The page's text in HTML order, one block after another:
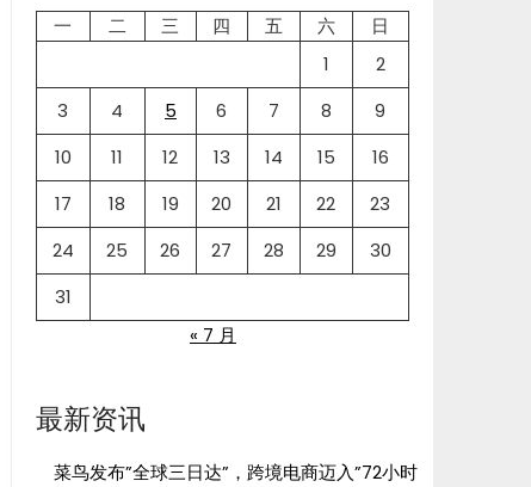
一 二 三 四 五 六
日
1
2
3
4 5 6 7 8
9
10
11 12 13 14 15
16
17
18 19 20 21 22
23
24
25 26 27 28 29
30
31
« 7 月
最新资讯
菜鸟发布”全球三日达”，跨境电商迈入”72小时